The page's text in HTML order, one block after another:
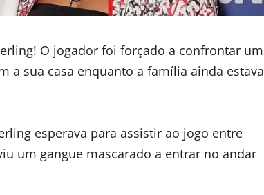
O jogador foi forçado a confrontar um
a sua casa enquanto a família ainda estava
esperava para assistir ao jogo entre
um gangue mascarado a entrar no andar